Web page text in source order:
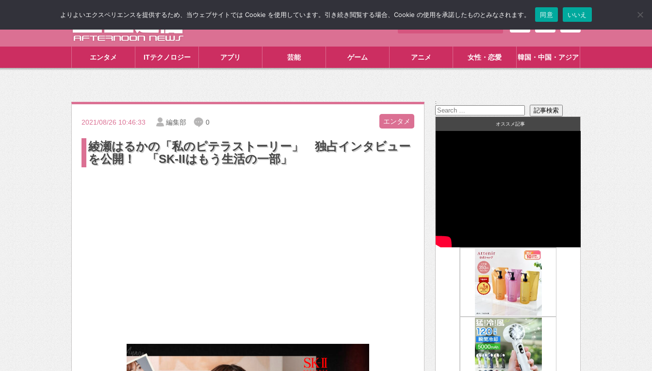
エンタメ ITテクノロジー アプリ 芸能 ゲーム アニメ 女性・恋愛 韓国・中国・アジア
2021/08/26 10:46:33 編集部 0 エンタメ
綾瀬はるかの「私のピテラストーリー」 独占インタビュー
を公開！ 「SK-IIはもう生活の一部」
:
オススメ記事
よりよいエクスペリエンスを提供するため、当ウェブサイトでは Cookie を使用しています。引き続き閲覧する場合、Cookie の使用を承諾したものとみなされます。 同意 いいえ